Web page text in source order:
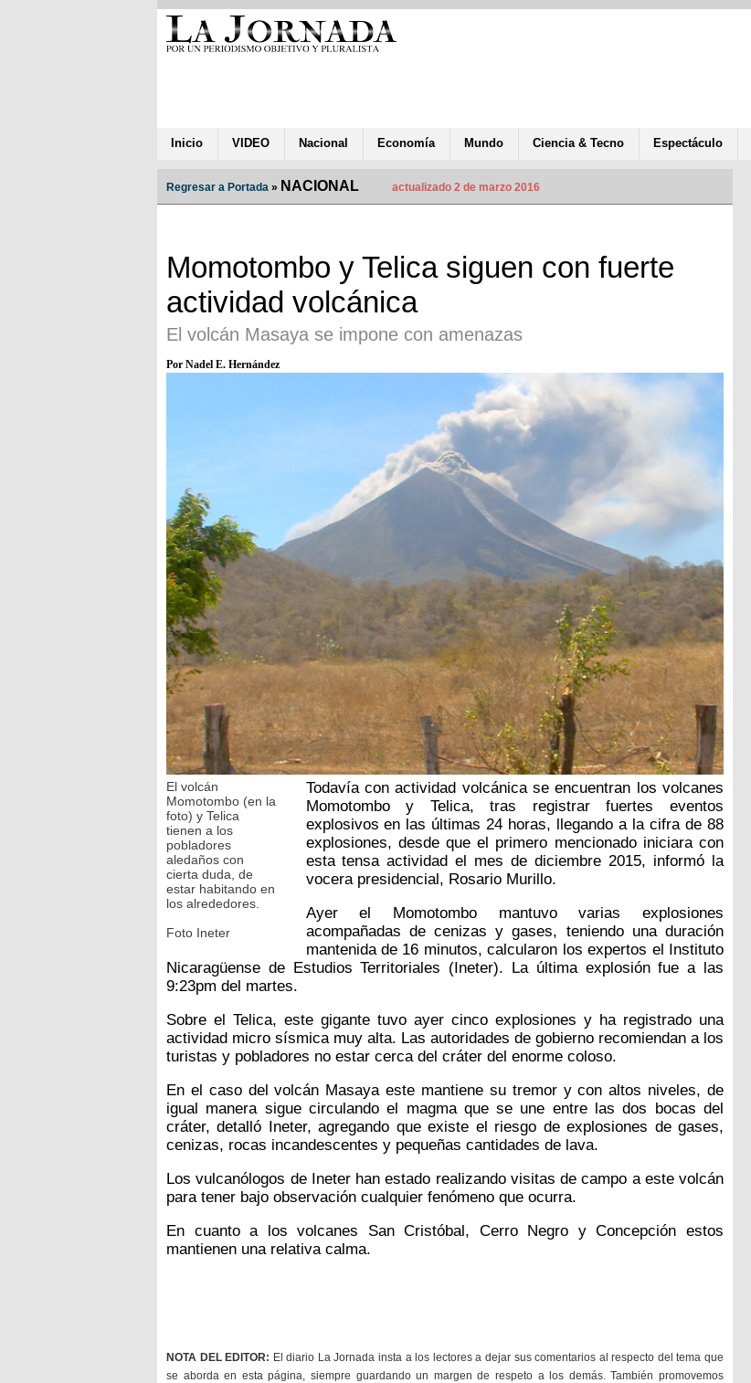
Inicio VIDEO Nacional Economía Mundo Ciencia & Tecno Espectáculo
Regresar a Portada » NACIONAL actualizado 2 de marzo 2016
Momotombo y Telica siguen con fuerte
actividad volcánica
El volcán Masaya se impone con amenazas
Por Nadel E. Hernández
El volcán
Momotombo (en la
foto) y Telica
tienen a los
pobladores
aledaños con
cierta duda, de
estar habitando en
los alrededores.
Foto Ineter
Todavía con actividad volcánica se encuentran los volcanes
Momotombo y Telica, tras registrar fuertes eventos
explosivos en las últimas 24 horas, llegando a la cifra de 88
explosiones, desde que el primero mencionado iniciara con
esta tensa actividad el mes de diciembre 2015, informó la
vocera presidencial, Rosario Murillo.
Ayer el Momotombo mantuvo varias explosiones
acompañadas de cenizas y gases, teniendo una duración
mantenida de 16 minutos, calcularon los expertos el Instituto
Nicaragüense de Estudios Territoriales (Ineter). La última explosión fue a las
9:23pm del martes.
Sobre el Telica, este gigante tuvo ayer cinco explosiones y ha registrado una
actividad micro sísmica muy alta. Las autoridades de gobierno recomiendan a los
turistas y pobladores no estar cerca del cráter del enorme coloso.
En el caso del volcán Masaya este mantiene su tremor y con altos niveles, de
igual manera sigue circulando el magma que se une entre las dos bocas del
cráter, detalló Ineter, agregando que existe el riesgo de explosiones de gases,
cenizas, rocas incandescentes y pequeñas cantidades de lava.
Los vulcanólogos de Ineter han estado realizando visitas de campo a este volcán
para tener bajo observación cualquier fenómeno que ocurra.
En cuanto a los volcanes San Cristóbal, Cerro Negro y Concepción estos
mantienen una relativa calma.
NOTA DEL EDITOR: El diario La Jornada insta a los lectores a dejar sus comentarios al respecto del tema que
se aborda en esta página, siempre guardando un margen de respeto a los demás. También promovemos